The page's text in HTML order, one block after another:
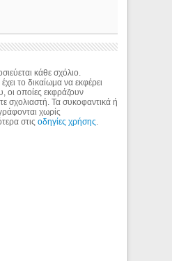
κάθε σχόλιο.
το δικαίωμα να εκφέρει
οι οποίες εκφράζουν
σχολιαστή. Τα συκοφαντικά ή
χωρίς
στιςοδηγίες χρήσης.